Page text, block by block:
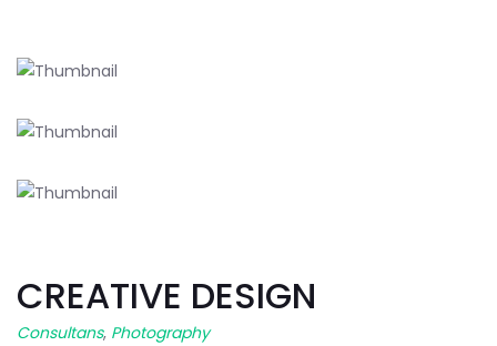
CREATIVE DESIGN
Consultans, Photography